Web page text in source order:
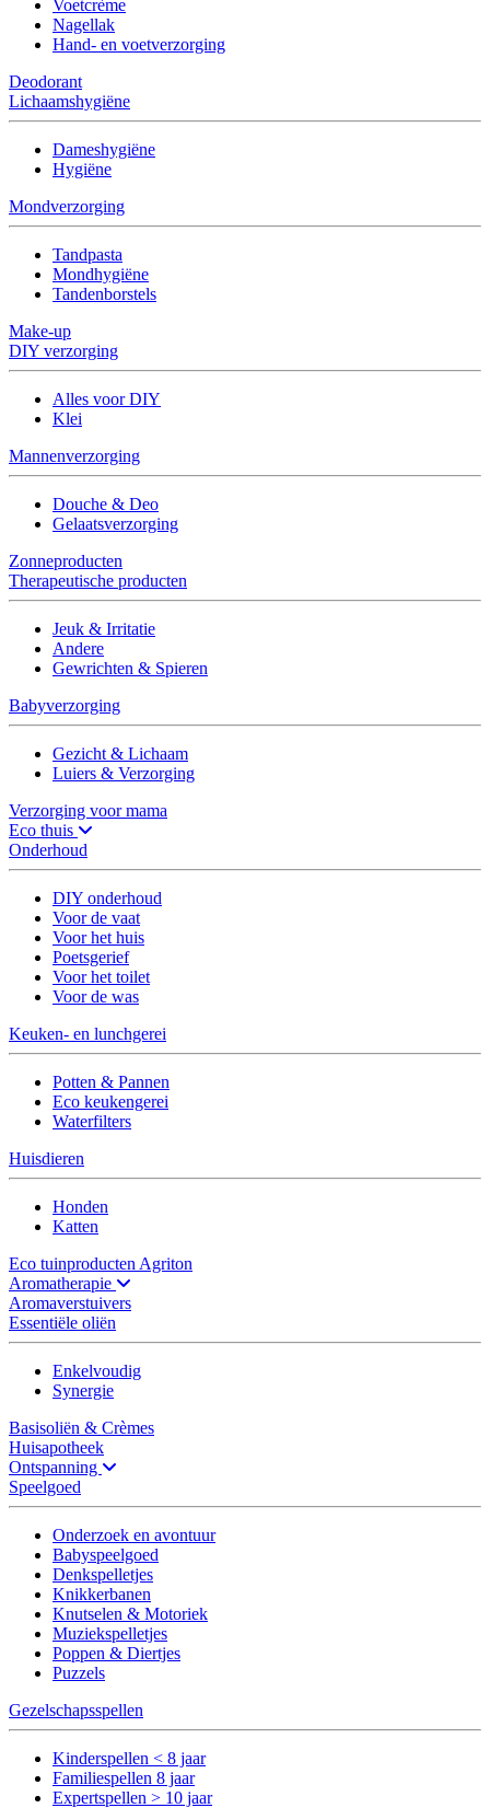
Voetcrème
Nagellak
Hand- en voetverzorging
Deodorant
Lichaamshygiëne
Dameshygiëne
Hygiëne
Mondverzorging
Tandpasta
Mondhygiëne
Tandenborstels
Make-up
DIY verzorging
Alles voor DIY
Klei
Mannenverzorging
Douche & Deo
Gelaatsverzorging
Zonneproducten
Therapeutische producten
Jeuk & Irritatie
Andere
Gewrichten & Spieren
Babyverzorging
Gezicht & Lichaam
Luiers & Verzorging
Verzorging voor mama
Eco thuis
Onderhoud
DIY onderhoud
Voor de vaat
Voor het huis
Poetsgerief
Voor het toilet
Voor de was
Keuken- en lunchgerei
Potten & Pannen
Eco keukengerei
Waterfilters
Huisdieren
Honden
Katten
Eco tuinproducten Agriton
Aromatherapie
Aromaverstuivers
Essentiële oliën
Enkelvoudig
Synergie
Basisoliën & Crèmes
Huisapotheek
Ontspanning
Speelgoed
Onderzoek en avontuur
Babyspeelgoed
Denkspelletjes
Knikkerbanen
Knutselen & Motoriek
Muziekspelletjes
Poppen & Diertjes
Puzzels
Gezelschapsspellen
Kinderspellen < 8 jaar
Familiespellen 8 jaar
Expertspellen > 10 jaar